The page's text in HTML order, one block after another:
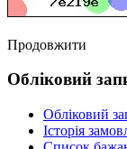
Продовжити
Обліковий
Обліковий
Історія